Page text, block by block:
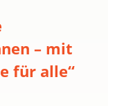
– mit
für alle“